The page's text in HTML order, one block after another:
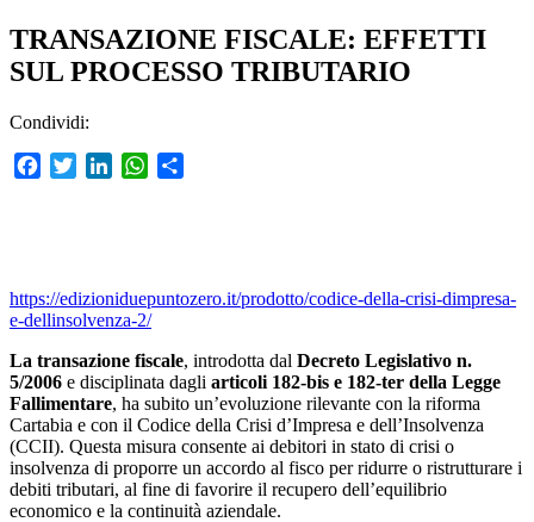
TRANSAZIONE FISCALE: EFFETTI
SUL PROCESSO TRIBUTARIO
Condividi:
FacebookTwitterLinkedInWhatsApp
https://edizioniduepuntozero.it/prodotto/codice-della-crisi-dimpresa-
e-dellinsolvenza-2/
La transazione fiscale, introdotta dal Decreto Legislativo n.
5/2006 e disciplinata dagli articoli 182-bis e 182-ter della Legge
Fallimentare, ha subito un’evoluzione rilevante con la riforma
Cartabia e con il Codice della Crisi d’Impresa e dell’Insolvenza
(CCII). Questa misura consente ai debitori in stato di crisi o
insolvenza di proporre un accordo al fisco per ridurre o ristrutturare i
debiti tributari, al fine di favorire il recupero dell’equilibrio
economico e la continuità aziendale.